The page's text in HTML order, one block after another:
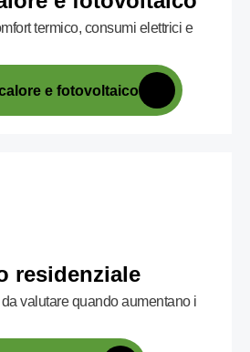
termico, consumi elettrici e
e fotovoltaico
residenziale
valutare quando aumentano i